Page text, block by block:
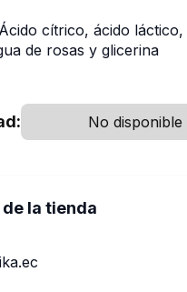
cítrico, ácido
de rosas y glicerina
No disponible
la tienda